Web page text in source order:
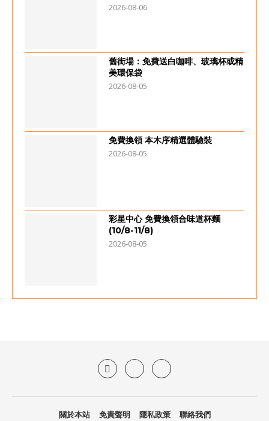
2026-08-06
舊街場：免費送白咖啡、玻璃杯或精
美環保袋
2026-08-05
免費換領 本木序精選體驗裝
2026-08-05
彩星中心 免費換領合味道杯麵
(10/8-11/8)
2026-08-05
關於本站 免責聲明 隱私政策
聯絡我們